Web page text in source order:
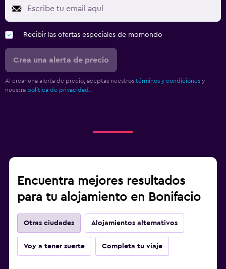
Recibir las ofertas especiales de momondo
Crea una alerta de precio
Al crear una alerta de precio, aceptas nuestros términos y condiciones y
nuestra política de privacidad.
Encuentra mejores resultados
para tu alojamiento en Bonifacio
Otras ciudades Alojamientos alternativos
Voy a tener suerte Completa tu viaje